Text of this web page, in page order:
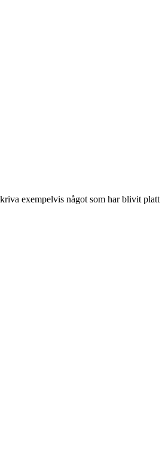
exempelvis något som har blivit